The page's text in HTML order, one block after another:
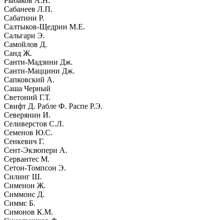
Сабанеев Л.П.
Сабатини Р.
Салтыков-Щедрин М.Е.
Сальгари Э.
Самойлов Д.
Санд Ж.
Санти-Мадзини Дж.
Санти-Маццини Дж.
Сапковский А.
Саша Черный
Светоний Г.Т.
Свифт Д. Рабле Ф. Распе Р.Э.
Северянин И.
Селиверстов С.Л.
Семенов Ю.С.
Сенкевич Г.
Сент-Экзюпери А.
Сервантес М.
Сетон-Томпсон Э.
Силинг Ш.
Сименон Ж.
Симмонс Д.
Симмс Б.
Симонов К.М.